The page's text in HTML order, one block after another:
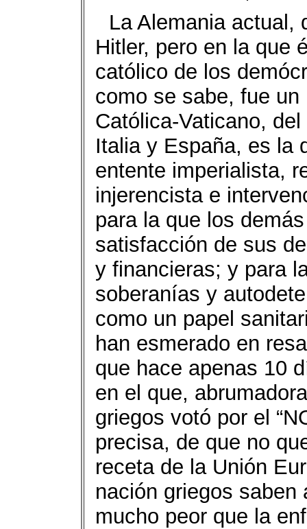
La Alemania actual,
Hitler, pero en la que
católico de los
como se sabe, fue
Católica-Vaticano,
Italia y España, es la
entente imperialista,
injerencista e
para la que los
satisfacción de sus
y financieras; y para
soberanías y
como un papel
han esmerado en
que hace apenas 10
en el que,
griegos votó por el
precisa, de que no
receta de la Unión
nación griegos
mucho peor que la